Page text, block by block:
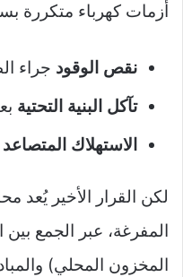
أزمات كهرباء متكررة
نقص الوقود جراء
تآكل البنية التحتية
الاستهلاك المتصاعد
لكن القرار الأخير يُعد
المفرغة، عبر الجمع
المخزون المحلي)